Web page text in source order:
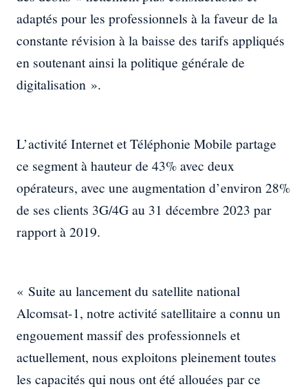
adaptés pour les professionnels à la faveur de la
constante révision à la baisse des tarifs appliqués
en soutenant ainsi la politique générale de
digitalisation ».
L’activité Internet et Téléphonie Mobile partage
ce segment à hauteur de 43% avec deux
opérateurs, avec une augmentation d’environ 28%
de ses clients 3G/4G au 31 décembre 2023 par
rapport à 2019.
« Suite au lancement du satellite national
Alcomsat-1, notre activité satellitaire a connu un
engouement massif des professionnels et
actuellement, nous exploitons pleinement toutes
les capacités qui nous ont été allouées par ce